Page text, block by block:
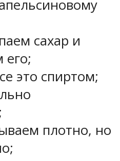
сахар и
это спиртом;
плотно, но